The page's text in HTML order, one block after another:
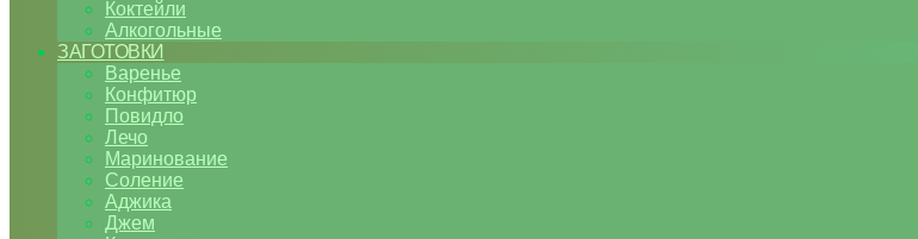
Коктейли
Алкогольные
ЗАГОТОВКИ
Варенье
Конфитюр
Повидло
Лечо
Маринование
Соление
Аджика
Джем